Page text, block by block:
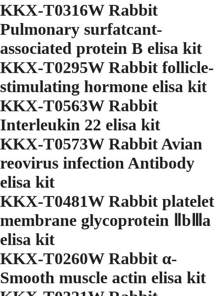
KKX-T0316W Rabbit
Pulmonary surfatcant-
associated protein B elisa kit
KKX-T0295W Rabbit follicle-
stimulating hormone elisa kit
KKX-T0563W Rabbit
Interleukin 22 elisa kit
KKX-T0573W Rabbit Avian
reovirus infection Antibody
elisa kit
KKX-T0481W Rabbit platelet
membrane glycoprotein ⅡbⅢa
elisa kit
KKX-T0260W Rabbit α-
Smooth muscle actin elisa kit